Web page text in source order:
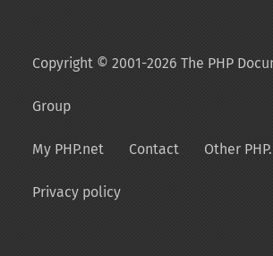
Copyright © 2001-2026 The PHP
Group
My PHP.net Contact Other
Privacy policy